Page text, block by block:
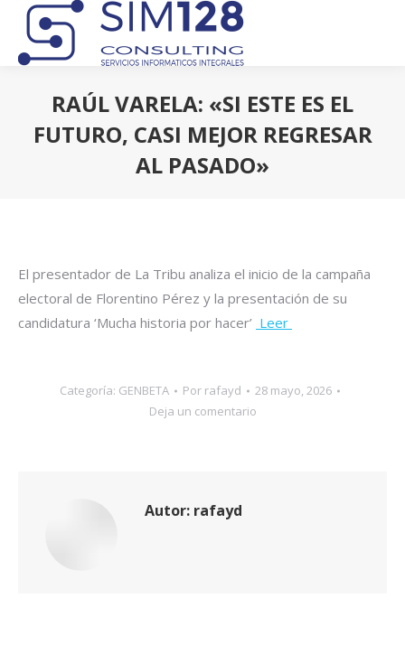
RAÚL VARELA: «SI ESTE ES EL
FUTURO, CASI MEJOR REGRESAR
AL PASADO»
El presentador de La Tribu analiza el inicio de la campaña
electoral de Florentino Pérez y la presentación de su
candidatura ‘Mucha historia por hacer’ Leer
Categoría: GENBETA Por rafayd
28 mayo, 2026
Deja un comentario
Autor: rafayd